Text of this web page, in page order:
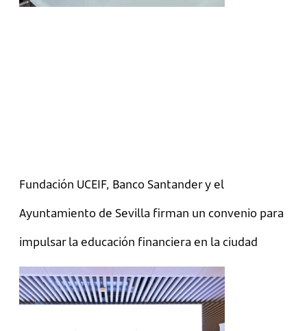
Fundación UCEIF, Banco Santander y el
Ayuntamiento de Sevilla firman un convenio para
impulsar la educación financiera en la ciudad